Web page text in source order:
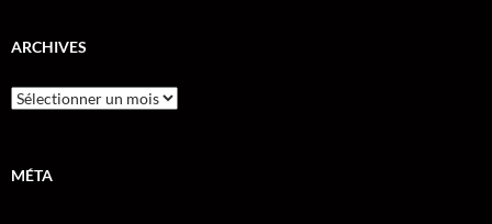
ARCHIVES
Archives
MÉTA